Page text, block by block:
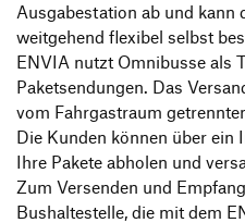
Ausgabestation ab und
weitgehend flexibel selbst
ENVIA nutzt Omnibusse als
Paketsendungen. Das
vom Fahrgastraum
Die Kunden können über ein
Ihre Pakete abholen und
Zum Versenden und
Bushaltestelle, die mit dem